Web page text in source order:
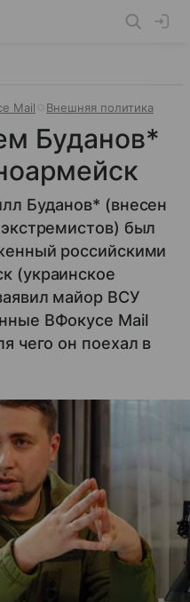
Mail Внешняя политика
Буданов*
Буданов* (внесен
был
российскими
(украинское
майор ВСУ
ВФокусе Mail
чего он поехал в